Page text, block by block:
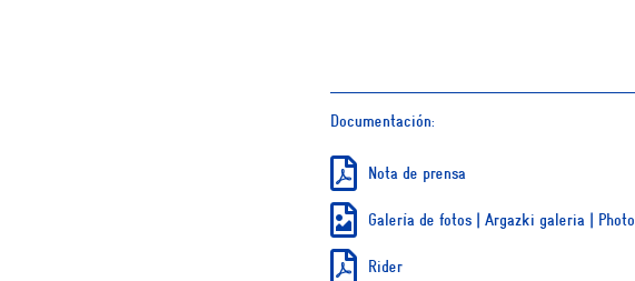
Documentación:
Nota de prensa
Galería de fotos | Argazki galeria |
Rider